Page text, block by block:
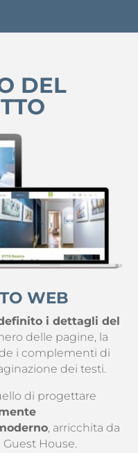
DEL
WEB
i dettagli del
delle pagine, la
i complementi di
dei testi.
di progettare
, arricchita da
House.